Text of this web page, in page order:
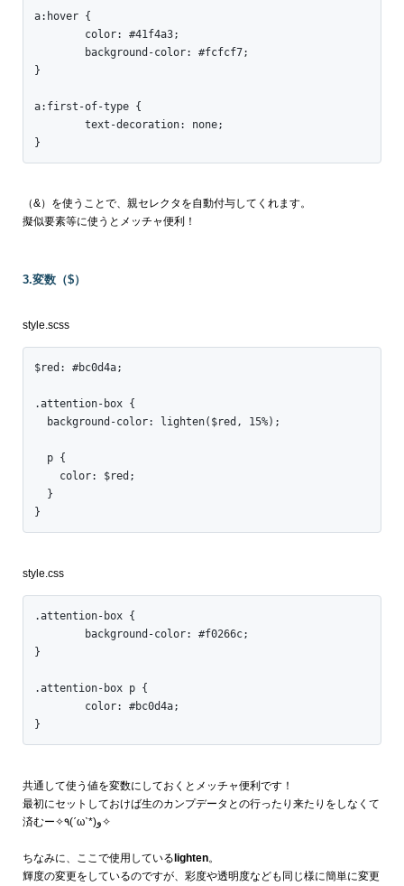
a:hover {
}
a:first-of-type {
}
（&）を使うことで、親セレクタを自動付与してくれます。
擬似要素等に使うとメッチャ便利！
3.変数（$）
style.scss
$red: #bc0d4a;
.attention-box {
  background-color: lighten($red, 15%);
  p {
    color: $red;
  }
}
style.css
.attention-box {
}
.attention-box p {
}
共通して使う値を変数にしておくとメッチャ便利です！
最初にセットしておけば生のカンプデータとの行ったり来たりをしなくて
済むー
✧٩(ˊωˋ*)و✧
ちなみに、ここで使用しているlighten。
輝度の変更をしているのですが、彩度や透明度なども同じ様に簡単に変更